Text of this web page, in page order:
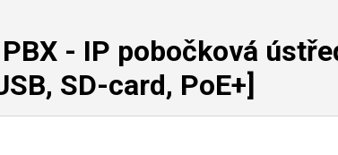
- IP pobočková
SD-card, PoE+]